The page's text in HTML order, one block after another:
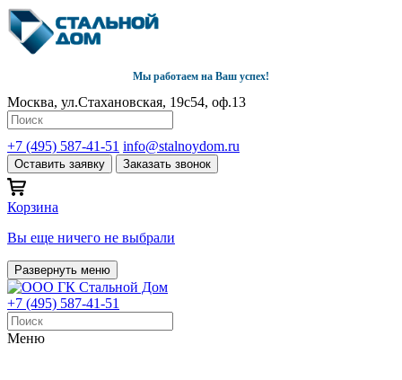
Мы работаем на Ваш успех!
Москва, ул.Стахановская, 19с54, оф.13
+7 (495) 587-41-51 info@stalnoydom.ru
Оставить заявку Заказать звонок
Корзина
Вы еще ничего не выбрали
Развернуть меню
+7 (495) 587-41-51
Меню